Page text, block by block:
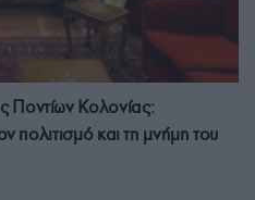
Ποντίων Κολονίας:
πολιτισμό και τη μνήμη του